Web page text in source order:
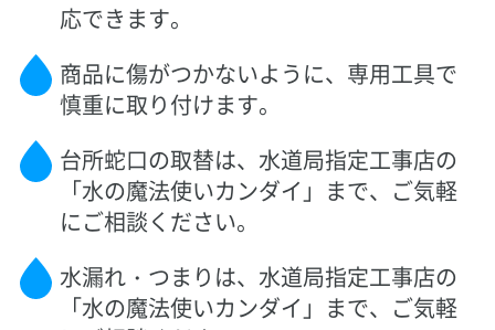
応できます。
商品に傷がつかないように、専用工具で
慎重に取り付けます。
台所蛇口の取替は、水道局指定工事店の
「水の魔法使いカンダイ」まで、ご気軽
にご相談ください。
水漏れ・つまりは、水道局指定工事店の
「水の魔法使いカンダイ」まで、ご気軽